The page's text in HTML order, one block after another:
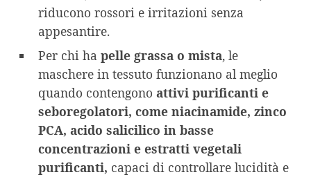
riducono rossori e irritazioni senza
appesantire.
Per chi ha pelle grassa o mista, le
maschere in tessuto funzionano al meglio
quando contengono attivi purificanti e
seboregolatori, come niacinamide, zinco
PCA, acido salicilico in basse
concentrazioni e estratti vegetali
purificanti, capaci di controllare lucidità e